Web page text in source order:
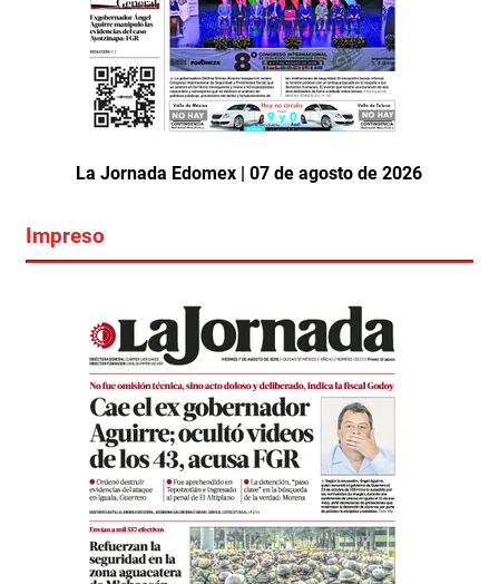
La Jornada Edomex | 07 de agosto de 2026
Impreso